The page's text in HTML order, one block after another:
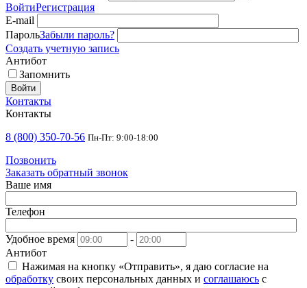
ВойтиРегистрация
E-mail
ПарольЗабыли пароль?
Создать учетную запись
Антибот
Запомнить
Войти
Контакты
Контакты
8 (800) 350-70-56 Пн-Пт: 9:00-18:00
Позвонить
Заказать обратный звонок
Ваше имя
Телефон
Удобное время
-
Антибот
Нажимая на кнопку «Отправить», я даю согласие на
обработку своих персональных данных и соглашаюсь с